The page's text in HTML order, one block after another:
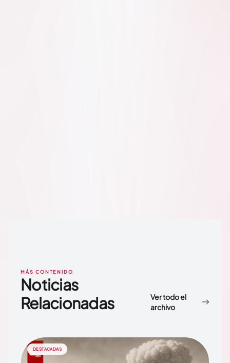
MÁS CONTENIDO
Noticias
Relacionadas
Ver todo el
archivo
DESTACADAS